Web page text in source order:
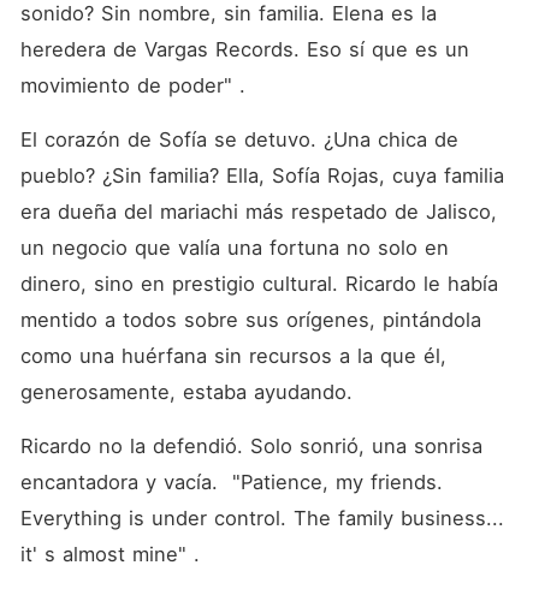
sonido? Sin nombre, sin familia. Elena es la
heredera de Vargas Records. Eso sí que es un
movimiento de poder" .
El corazón de Sofía se detuvo. ¿Una chica de
pueblo? ¿Sin familia? Ella, Sofía Rojas, cuya familia
era dueña del mariachi más respetado de Jalisco,
un negocio que valía una fortuna no solo en
dinero, sino en prestigio cultural. Ricardo le había
mentido a todos sobre sus orígenes, pintándola
como una huérfana sin recursos a la que él,
generosamente, estaba ayudando.
Ricardo no la defendió. Solo sonrió, una sonrisa
encantadora y vacía.  "Patience, my friends.
Everything is under control. The family business...
it' s almost mine" .